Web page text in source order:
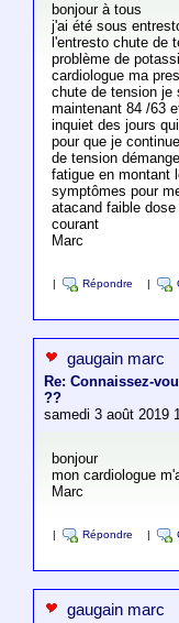
bonjour à tous
j'ai été sous
l'entresto chute de
problème de
cardiologue ma
chute de tension je
maintenant 84 /63
inquiet des jours
pour que je
de tension
fatigue en montant
symptômes pour
atacand faible
courant
Marc
Répondre
gaugain marc
Re: Connaissez-
??
samedi 3 août 2019
bonjour
mon cardiologue
Marc
Répondre
gaugain marc